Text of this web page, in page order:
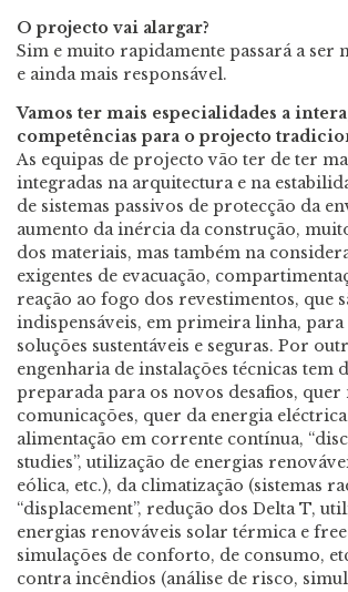
O projecto vai alargar?
Sim e muito rapidamente passará a ser
e ainda mais responsável.
Vamos ter mais especialidades a
competências para o projecto
As equipas de projecto vão ter de ter
integradas na arquitectura e na
de sistemas passivos de protecção da
aumento da inércia da construção,
dos materiais, mas também na
exigentes de evacuação,
reação ao fogo dos revestimentos, que
indispensáveis, em primeira linha, para
soluções sustentáveis e seguras. Por
engenharia de instalações técnicas tem
preparada para os novos desafios, quer
comunicações, quer da energia
alimentação em corrente contínua,
studies”, utilização de energias
eólica, etc.), da climatização (sistemas
“displacement”, redução dos Delta T,
energias renováveis solar térmica e
simulações de conforto, de consumo,
contra incêndios (análise de risco,